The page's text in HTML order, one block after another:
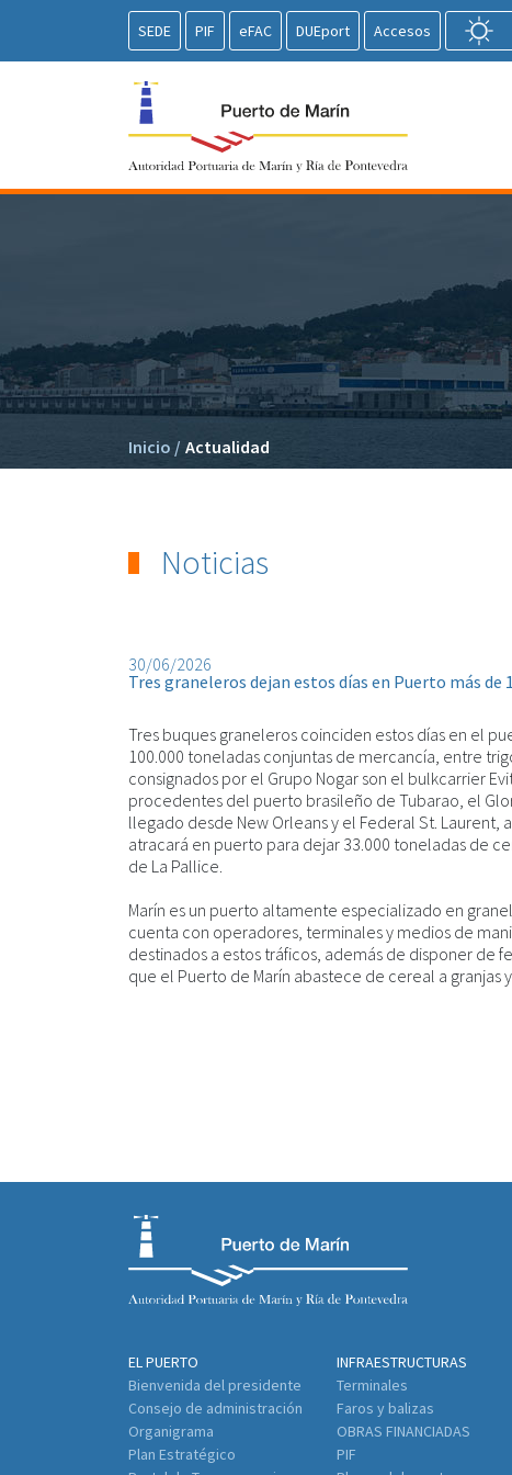
SEDE PIF eFAC DUEport Accesos
Inicio / Actualidad
Noticias
30/06/2026
Tres graneleros dejan estos días en Puerto más de
Tres buques graneleros coinciden estos días en el
100.000 toneladas conjuntas de mercancía, entre
consignados por el Grupo Nogar son el bulkcarrier
procedentes del puerto brasileño de Tubarao, el
llegado desde New Orleans y el Federal St.
atracará en puerto para dejar 33.000 toneladas de
de La Pallice.
Marín es un puerto altamente especializado en
cuenta con operadores, terminales y medios de
destinados a estos tráficos, además de disponer de
que el Puerto de Marín abastece de cereal a granjas
EL PUERTO
Bienvenida del presidente
Consejo de administración
Organigrama
Plan Estratégico
INFRAESTRUCTURAS
Terminales
Faros y balizas
OBRAS FINANCIADAS
PIF